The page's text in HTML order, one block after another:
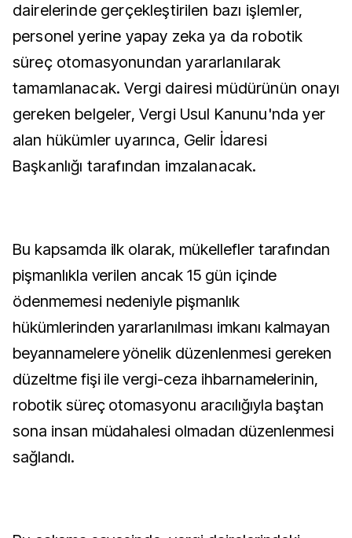
dairelerinde gerçekleştirilen bazı işlemler,
personel yerine yapay zeka ya da robotik
süreç otomasyonundan yararlanılarak
tamamlanacak. Vergi dairesi müdürünün onayı
gereken belgeler, Vergi Usul Kanunu'nda yer
alan hükümler uyarınca, Gelir İdaresi
Başkanlığı tarafından imzalanacak.
Bu kapsamda ilk olarak, mükellefler tarafından
pişmanlıkla verilen ancak 15 gün içinde
ödenmemesi nedeniyle pişmanlık
hükümlerinden yararlanılması imkanı kalmayan
beyannamelere yönelik düzenlenmesi gereken
düzeltme fişi ile vergi-ceza ihbarnamelerinin,
robotik süreç otomasyonu aracılığıyla baştan
sona insan müdahalesi olmadan düzenlenmesi
sağlandı.